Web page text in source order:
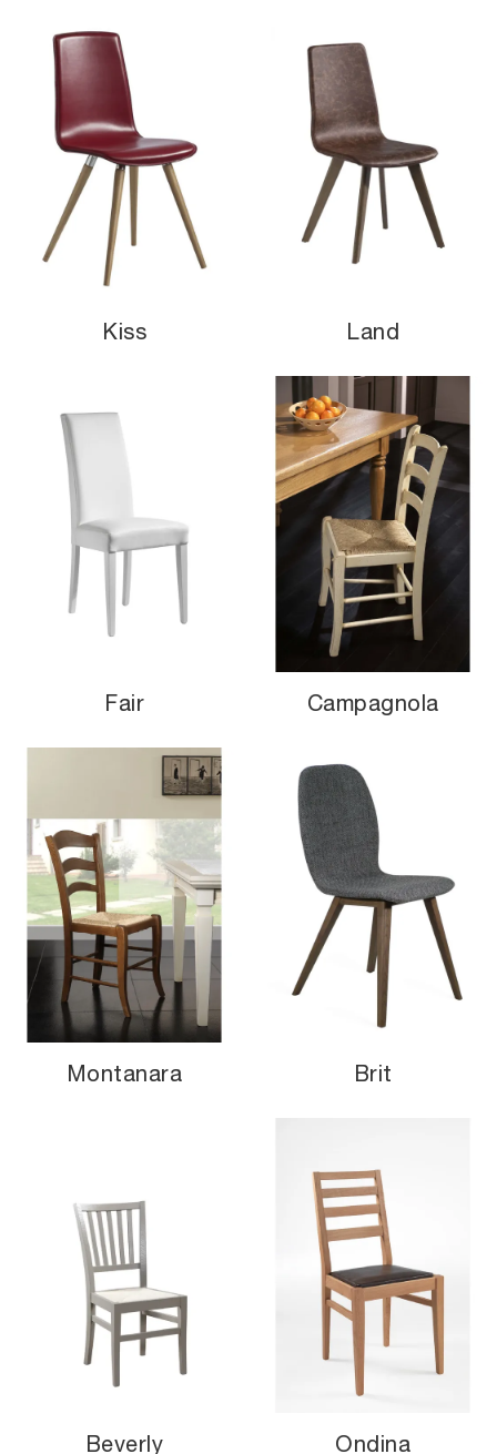
Kiss Land
Fair Campagnola
Montanara Brit
Beverly Ondina